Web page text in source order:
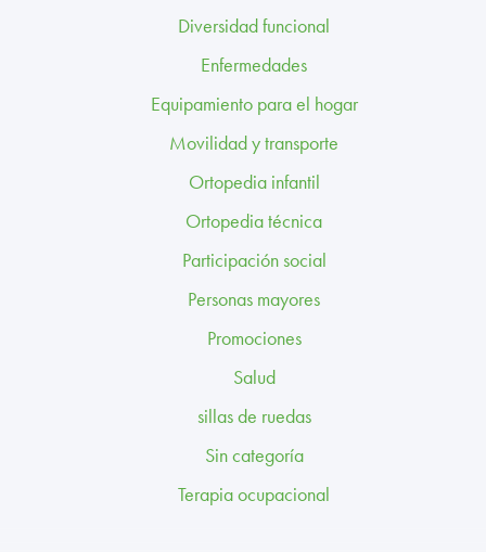
CANAL ÉTICO
Diversidad funcional
Enfermedades
Equipamiento para el hogar
Movilidad y transporte
Ortopedia infantil
Ortopedia técnica
Participación social
Personas mayores
Promociones
Salud
sillas de ruedas
Sin categoría
Terapia ocupacional